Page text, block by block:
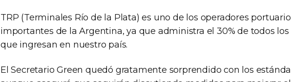
TRP (Terminales Río de la Plata) es uno de los operadores
importantes de la Argentina, ya que administra el 30% de todos
que ingresan en nuestro país.
El Secretario Green quedó gratamente sorprendido con los